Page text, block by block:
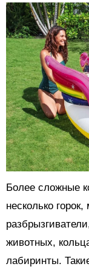
Более сложные
несколько
животных,
лабиринты.